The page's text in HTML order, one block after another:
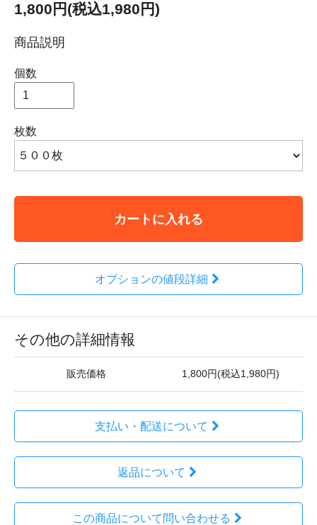
1,800円(税込1,980円)
商品説明
個数
枚数
カートに入れる
オプションの値段詳細
その他の詳細情報
販売価格 1,800円(税込1,980円)
支払い・配送について
返品について
この商品について問い合わせる